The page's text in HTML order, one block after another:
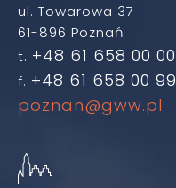
ul. Towarowa 37
61-896 Poznań
t. +48 61 658 00 00
f. +48 61 658 00 99
poznan@gww.pl